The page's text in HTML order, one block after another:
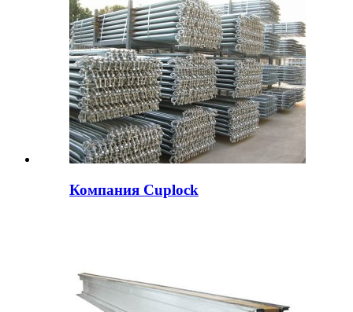
Компания Cuplock